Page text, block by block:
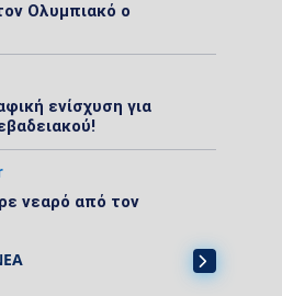
Ολυμπιακό ο
ενίσχυση για
νεαρό από τον